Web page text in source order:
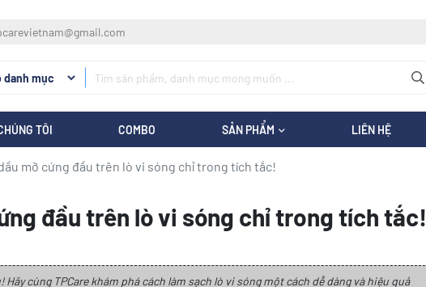
TÔI COMBO SẢN PHẨM LIÊN HỆ
mỡ cứng đầu trên lò vi sóng chỉ trong tích tắc!
đầu trên lò vi sóng chỉ trong tích tắc!
cùng TPCare khám phá cách làm sạch lò vi sóng một cách dễ dàng và hiệu quả